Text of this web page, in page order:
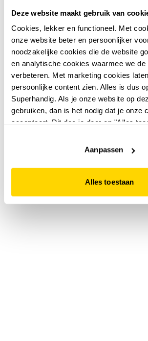
Deze website maakt gebruik van
Cookies, lekker en functioneel. Met
onze website beter en persoonlijker
noodzakelijke cookies die de website
en analytische cookies waarmee we de
verbeteren. Met marketing cookies
persoonlijke content zien. Alles is dus
Superhandig. Als je onze website op
gebruiken, dan is het nodig dat je onze
accepteert. Dit doe je door op "Alles
website niet optimaal functioneert.
Aanpassen
Alles toestaan